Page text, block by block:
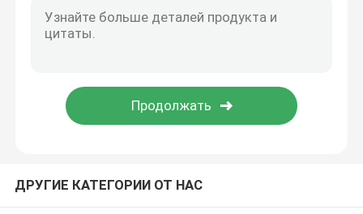
изготовленное на заказ изготовление металла
ДРУГИЕ КАТЕГОРИИ ОТ НАС